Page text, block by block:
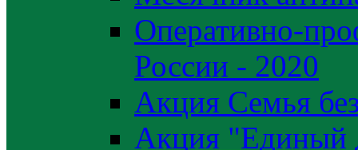
Оперативно-
России - 2020
Акция Семья
Акция "Единый